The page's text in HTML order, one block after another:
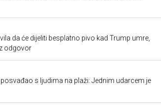
da će dijeliti besplatno pivo kad Trump umre,
odgovor
s ljudima na plaži: Jednim udarcem je